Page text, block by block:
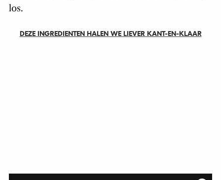
los.
DEZE INGREDIENTEN HALEN WE LIEVER KANT-EN-KLAAR